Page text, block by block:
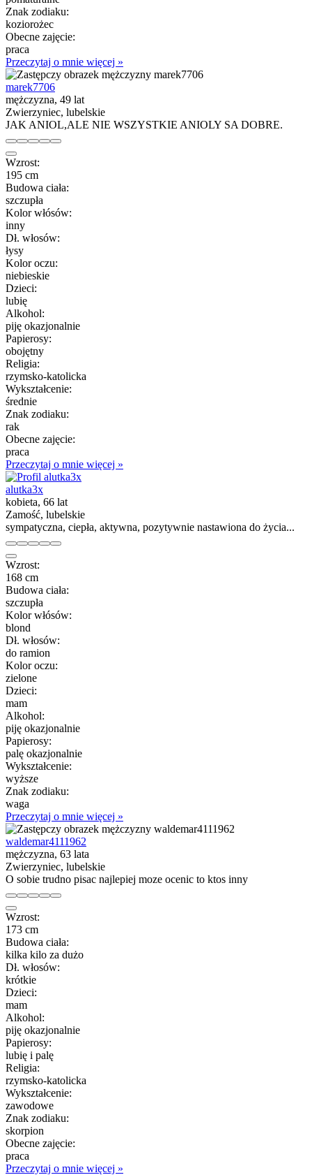
Znak zodiaku:
koziorożec
Obecne zajęcie:
praca
Przeczytaj o mnie więcej »
marek7706
mężczyzna, 49 lat
Zwierzyniec, lubelskie
JAK ANIOL,ALE NIE WSZYSTKIE ANIOLY SA DOBRE.
Wzrost:
195 cm
Budowa ciała:
szczupła
Kolor włósów:
inny
Dł. włosów:
łysy
Kolor oczu:
niebieskie
Dzieci:
lubię
Alkohol:
piję okazjonalnie
Papierosy:
obojętny
Religia:
rzymsko-katolicka
Wykształcenie:
średnie
Znak zodiaku:
rak
Obecne zajęcie:
praca
Przeczytaj o mnie więcej »
alutka3x
kobieta, 66 lat
Zamość, lubelskie
sympatyczna, ciepła, aktywna, pozytywnie nastawiona do życia...
Wzrost:
168 cm
Budowa ciała:
szczupła
Kolor włósów:
blond
Dł. włosów:
do ramion
Kolor oczu:
zielone
Dzieci:
mam
Alkohol:
piję okazjonalnie
Papierosy:
palę okazjonalnie
Wykształcenie:
wyższe
Znak zodiaku:
waga
Przeczytaj o mnie więcej »
waldemar4111962
mężczyzna, 63 lata
Zwierzyniec, lubelskie
O sobie trudno pisac najlepiej moze ocenic to ktos inny
Wzrost:
173 cm
Budowa ciała:
kilka kilo za dużo
Dł. włosów:
krótkie
Dzieci:
mam
Alkohol:
piję okazjonalnie
Papierosy:
lubię i palę
Religia:
rzymsko-katolicka
Wykształcenie:
zawodowe
Znak zodiaku:
skorpion
Obecne zajęcie:
praca
Przeczytaj o mnie więcej »